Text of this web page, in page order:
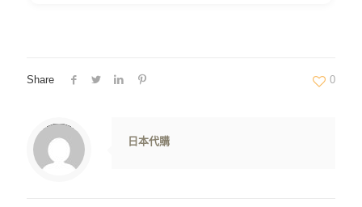
Share 0
Warning
: Trying to access array offset on value of type null in
/www/wwwroot/jpshop.hk/wp-content/themes/betheme/includes/content-single.php
on line286
日本代購